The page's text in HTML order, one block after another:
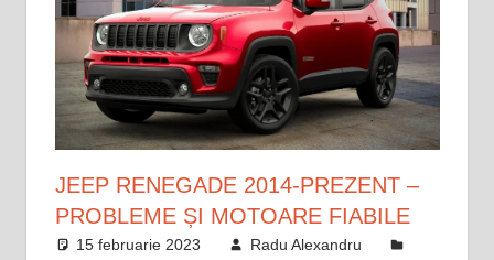
JEEP RENEGADE 2014-PREZENT –
PROBLEME ȘI MOTOARE FIABILE
15 februarie 2023
Radu Alexandru